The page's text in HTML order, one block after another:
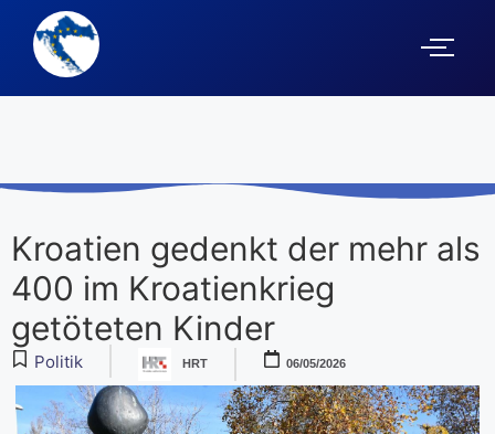
Kroatien gedenkt der mehr als
400 im Kroatienkrieg
getöteten Kinder
Politik HRT 06/05/2026